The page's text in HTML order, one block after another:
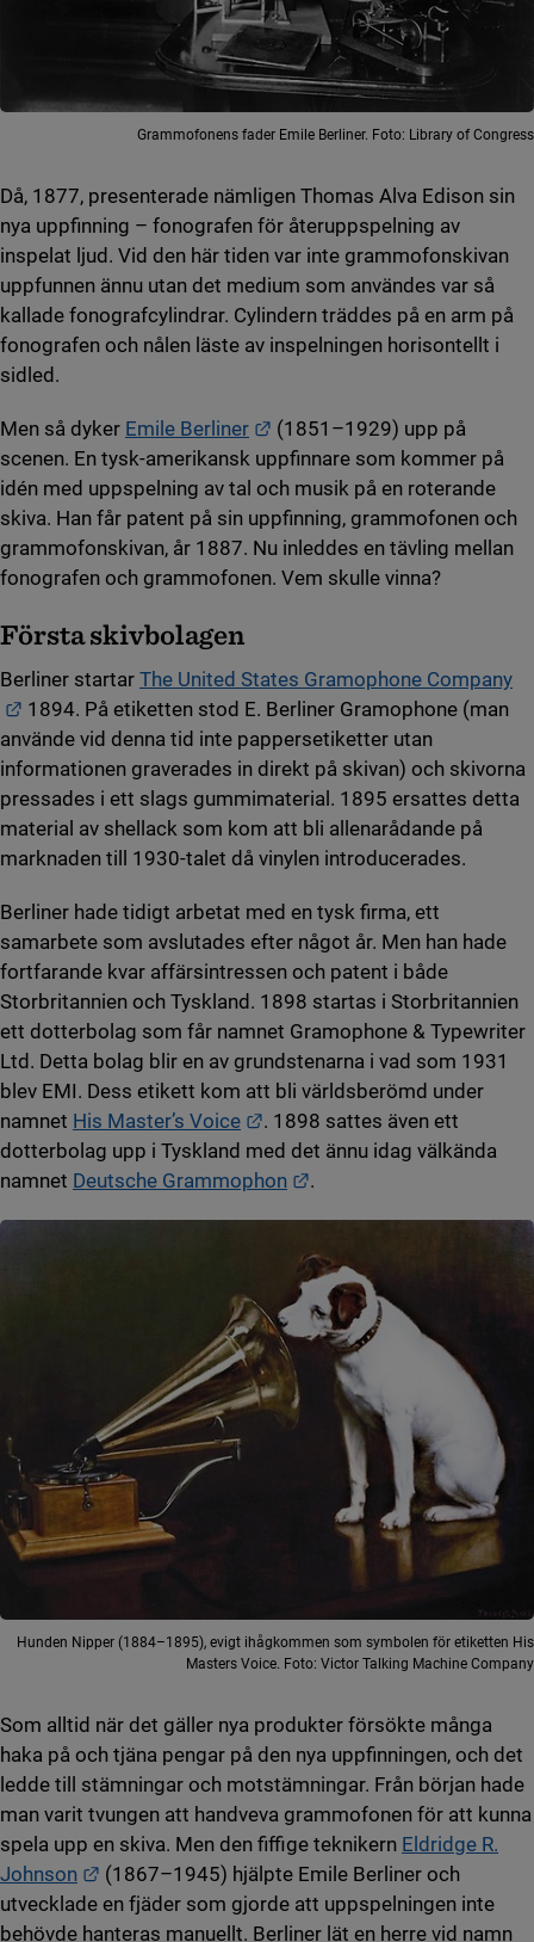
Grammofonens fader Emile Berliner. Foto: Library of Congress
Då, 1877, presenterade nämligen Thomas Alva Edison sin
nya uppfinning – fonografen för återuppspelning av
inspelat ljud. Vid den här tiden var inte grammofonskivan
uppfunnen ännu utan det medium som användes var så
kallade fonografcylindrar. Cylindern träddes på en arm på
fonografen och nålen läste av inspelningen horisontellt i
sidled.
Men så dyker Emile Berliner Länk till annan webbplats.
(1851–1929) upp på
scenen. En tysk-amerikansk uppfinnare som kommer på
idén med uppspelning av tal och musik på en roterande
skiva. Han får patent på sin uppfinning, grammofonen och
grammofonskivan, år 1887. Nu inleddes en tävling mellan
fonografen och grammofonen. Vem skulle vinna?
Första skivbolagen
Berliner startar The United States Gramophone Company
Länk till annan webbplats.
1894. På etiketten stod E. Berliner Gramophone (man
använde vid denna tid inte pappersetiketter utan
informationen graverades in direkt på skivan) och skivorna
pressades i ett slags gummimaterial. 1895 ersattes detta
material av shellack som kom att bli allenarådande på
marknaden till 1930-talet då vinylen introducerades.
Berliner hade tidigt arbetat med en tysk firma, ett
samarbete som avslutades efter något år. Men han hade
fortfarande kvar affärsintressen och patent i både
Storbritannien och Tyskland. 1898 startas i Storbritannien
ett dotterbolag som får namnet Gramophone & Typewriter
Ltd. Detta bolag blir en av grundstenarna i vad som 1931
blev EMI. Dess etikett kom att bli världsberömd under
namnet His Master’s Voice Länk till annan webbplats.
. 1898 sattes även ett
dotterbolag upp i Tyskland med det ännu idag välkända
namnet Deutsche Grammophon .
Hunden Nipper (1884–1895), evigt ihågkommen som symbolen för etiketten His
Masters Voice. Foto: Victor Talking Machine Company
Som alltid när det gäller nya produkter försökte många
haka på och tjäna pengar på den nya uppfinningen, och det
ledde till stämningar och motstämningar. Från början hade
man varit tvungen att handveva grammofonen för att kunna
spela upp en skiva. Men den fiffige teknikern Eldridge R.
Johnson
Länk till annan webbplats.
(1867–1945) hjälpte Emile Berliner och
utvecklade en fjäder som gjorde att uppspelningen inte
behövde hanteras manuellt. Berliner lät en herre vid namn